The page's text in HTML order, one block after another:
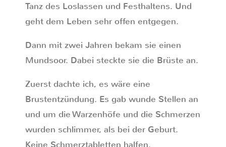
Tanz des Loslassen und Festhaltens. Und
geht dem Leben sehr offen entgegen.
Dann mit zwei Jahren bekam sie einen
Mundsoor. Dabei steckte sie die Brüste an.
Zuerst dachte ich, es wäre eine
Brustentzündung. Es gab wunde Stellen an
und um die Warzenhöfe und die Schmerzen
wurden schlimmer, als bei der Geburt.